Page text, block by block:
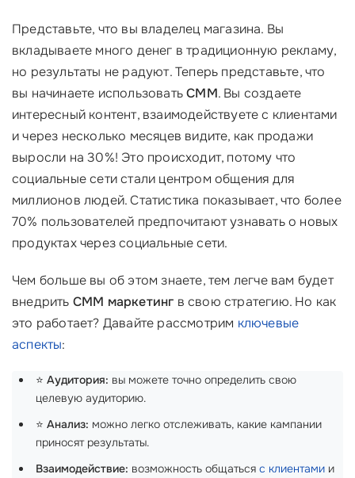
Представьте, что вы владелец магазина. Вы
вкладываете много денег в традиционную рекламу,
но результаты не радуют. Теперь представьте, что
вы начинаете использоватьСММ. Вы создаете
интересный контент, взаимодействуете с клиентами
и через несколько месяцев видите, как продажи
выросли на 30%! Это происходит, потому что
социальные сети стали центром общения для
миллионов людей. Статистика показывает, что более
70% пользователей предпочитают узнавать о новых
продуктах через социальные сети.
Чем больше вы об этом знаете, тем легче вам будет
внедрить СММ маркетинг в свою стратегию. Но как
это работает? Давайте рассмотрим ключевые
аспекты:
⭐ Аудитория: вы можете точно определить свою
целевую аудиторию.
⭐ Анализ: можно легко отслеживать, какие кампании
приносят результаты.
Взаимодействие: возможность общаться с клиентами и